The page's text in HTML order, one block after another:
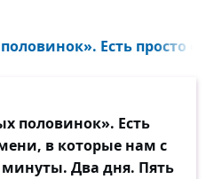
Есть просто
половинок». Есть
в которые нам с
Два дня. Пять